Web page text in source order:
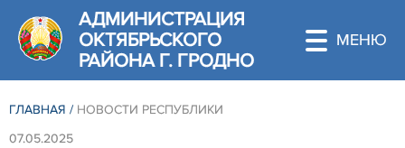
АДМИНИСТРАЦИЯ
ОКТЯБРЬСКОГО
РАЙОНА Г. ГРОДНО
ГЛАВНАЯ / НОВОСТИ РЕСПУБЛИКИ
07.05.2025